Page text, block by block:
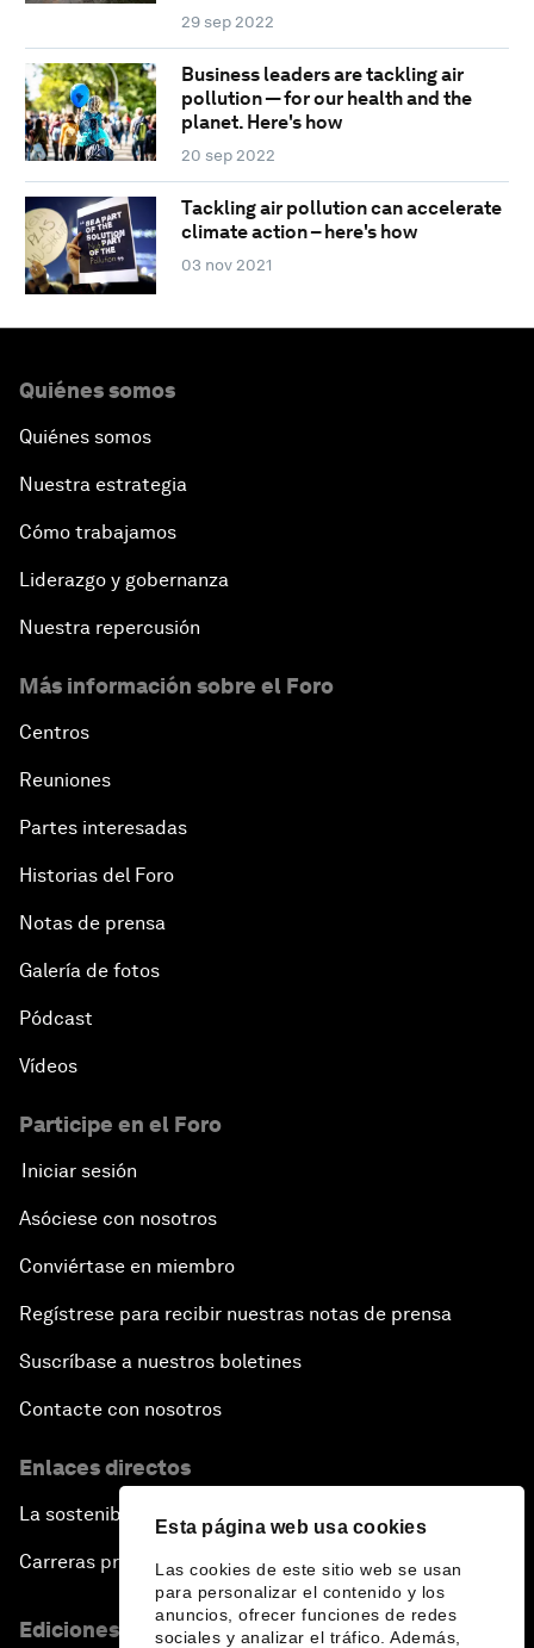
Esta página web usa cookies
Las cookies de este sitio web se usan
para personalizar el contenido y los
anuncios, ofrecer funciones de redes
sociales y analizar el tráfico. Además,
29 sep 2022
Business leaders are tackling air
pollution — for our health and the
planet. Here's how
20 sep 2022
Tackling air pollution can accelerate
climate action – here's how
03 nov 2021
Quiénes somos
Quiénes somos
Nuestra estrategia
Cómo trabajamos
Liderazgo y gobernanza
Nuestra repercusión
Más información sobre el Foro
Centros
Reuniones
Partes interesadas
Historias del Foro
Notas de prensa
Galería de fotos
Pódcast
Vídeos
Participe en el Foro
Iniciar sesión
Asóciese con nosotros
Conviértase en miembro
Regístrese para recibir nuestras notas de prensa
Suscríbase a nuestros boletines
Contacte con nosotros
Enlaces directos
La sostenibilidad en el Foro
Carreras profesionales
Ediciones en otros idiomas